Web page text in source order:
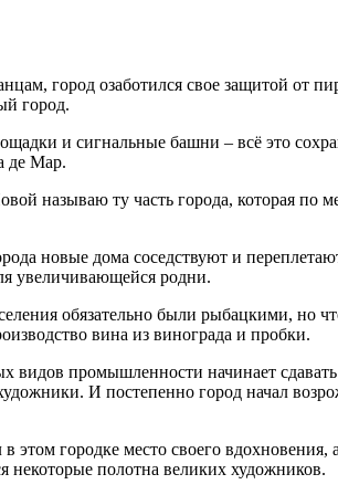
город озаботился свое защитой от
город.
и сигнальные башни – всё это
де Мар.
называю ту часть города, которая по
новые дома соседствуют и
увеличивающейся родни.
обязательно были рыбацкими, но
вина из винограда и пробки.
видов промышленности начинает
И постепенно город начал
городке место своего вдохновения,
некоторые полотна великих художников.